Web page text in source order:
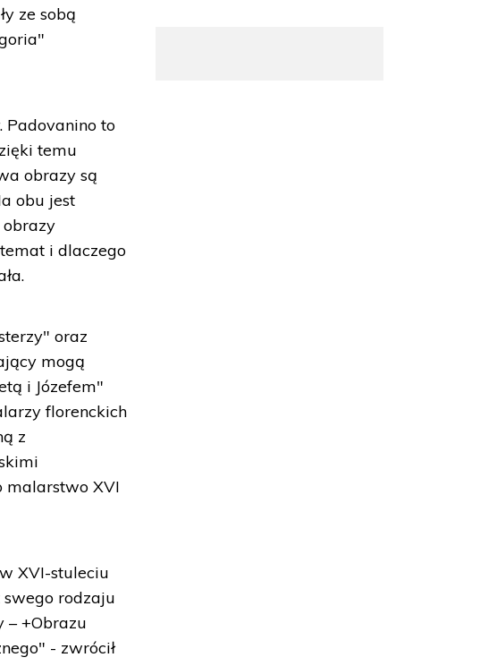
ze sobą
Padovanino to
temu
obrazy są
obu jest
i dlaczego
oraz
mogą
i Józefem"
florenckich
z
malarstwo XVI
XVI-stuleciu
swego rodzaju
– +Obrazu
- zwrócił